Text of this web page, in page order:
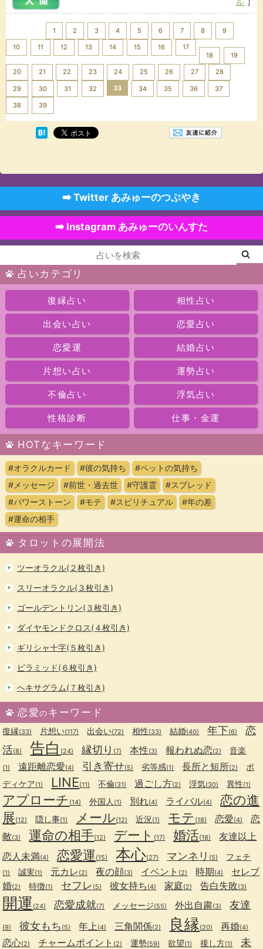
ル
1 2 3 4 5 6 7 8 9
10 11 12 13 14 15 16
17
18
19
20 21 22 23 24 25 26 27 28
29 30 31 32 33 34 35 36 37
38 39
➡️ Twitter あみゅーのつぶやき
➡️ Instagram あみゅーのいんすた
占いカテゴリ
復縁占い 相性占い
出会い占い 恋愛占い
恋愛運 結婚占い
片想い占い 運勢占い
不倫占い 浮気占い
性格診断 仕事・金運
HOTなキーワード
#オラクルカード #彼の気持ち
#ペットの気持ち
#メッセージ
#前世・過去世 #守護霊
#スプレッド
#パワーストーン
#モテ #スピリチュアル
#年の差
#運命の相手
タロットの展開法
ツーオラクル(２枚引き)
スリーオラクル(３枚引き)
ゴールデントリン(３枚引き)
ダイヤモンドクロス(４枚引き)
ギリシャ十字(５枚引き)
ピラミッド(６枚引き)
ヘキサグラム(７枚引き)
恋愛のキーワード
復縁(33) 片想い(117) 出会い(72) 相性(33) 結婚(40) 年下(6)
恋
活(8) 告白 (24) 縁切り (7) 本性(3) 報われぬ恋(2) 音楽
(1) 遠距離恋愛(4) 引き寄せ(5) 劣等感(1) 長所と短所(2)
ボ
ディケア(1) LINE(11) 不倫(31) 過ごし方(2) 浮気(30) 異性(1)
アプローチ (14) 外国人 (1) 別れ(4) ライバル(4)
恋の進
展(12) 隠し事(1) メール(12) 近況 (1) モテ (18) 恋愛(4)
恋
敵(3) 運命の相手(12) デート (17) 婚活(18)
友達以上
恋人未満(4) 恋愛運 (15) 本心(27) マンネリ (5) フェチ
(1) 誠実(1) 元カレ (2) 夜の顔(3) イベント (2) 時期(4)
セレブ
婚(2) 特徴(1) セフレ (5) 彼女持ち (4) 家庭(2) 告白失敗(3)
開運 (24) 恋愛成就(7) メッセージ(55) 外出自粛(3) 友達
(9) 彼女もち (5) 年上 (4) 三角関係(2) 良縁(20) 再婚(4)
恋心(2) チャームポイント (2) 運勢(59) 欲望(1) 接し方(1)
未